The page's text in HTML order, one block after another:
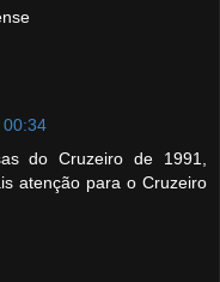
00:34
do Cruzeiro de 1991,
atenção para o Cruzeiro